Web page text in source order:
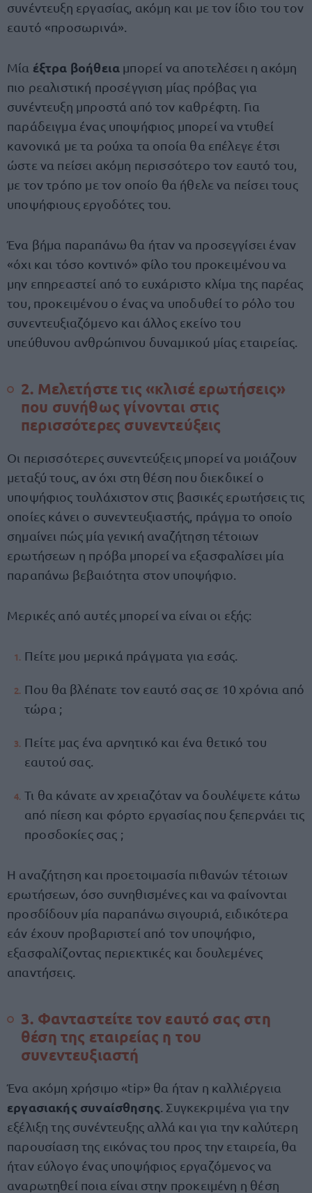
συνέντευξη εργασίας, ακόμη και με τον ίδιο του τον
εαυτό «προσωρινά».
Μία έξτρα βοήθεια μπορεί να αποτελέσει η ακόμη
πιο ρεαλιστική προσέγγιση μίας πρόβας για
συνέντευξη μπροστά από τον καθρέφτη. Για
παράδειγμα ένας υποψήφιος μπορεί να ντυθεί
κανονικά με τα ρούχα τα οποία θα επέλεγε έτσι
ώστε να πείσει ακόμη περισσότερο τον εαυτό του,
με τον τρόπο με τον οποίο θα ήθελε να πείσει τους
υποψήφιους εργοδότες του.
Ένα βήμα παραπάνω θα ήταν να προσεγγίσει έναν
«όχι και τόσο κοντινό» φίλο του προκειμένου να
μην επηρεαστεί από το ευχάριστο κλίμα της παρέας
του, προκειμένου ο ένας να υποδυθεί το ρόλο του
συνεντευξιαζόμενο και άλλος εκείνο του
υπεύθυνου ανθρώπινου δυναμικού μίας εταιρείας.
2. Μελετήστε τις «κλισέ ερωτήσεις»
που συνήθως γίνονται στις
περισσότερες συνεντεύξεις
Οι περισσότερες συνεντεύξεις μπορεί να μοιάζουν
μεταξύ τους, αν όχι στη θέση που διεκδικεί ο
υποψήφιος τουλάχιστον στις βασικές ερωτήσεις τις
οποίες κάνει ο συνεντευξιαστής, πράγμα το οποίο
σημαίνει πώς μία γενική αναζήτηση τέτοιων
ερωτήσεων η πρόβα μπορεί να εξασφαλίσει μία
παραπάνω βεβαιότητα στον υποψήφιο.
Μερικές από αυτές μπορεί να είναι οι εξής:
Πείτε μου μερικά πράγματα για εσάς.
Που θα βλέπατε τον εαυτό σας σε 10 χρόνια από
τώρα ;
Πείτε μας ένα αρνητικό και ένα θετικό του
εαυτού σας.
Τι θα κάνατε αν χρειαζόταν να δουλέψετε κάτω
από πίεση και φόρτο εργασίας που ξεπερνάει τις
προσδοκίες σας ;
Η αναζήτηση και προετοιμασία πιθανών τέτοιων
ερωτήσεων, όσο συνηθισμένες και να φαίνονται
προσδίδουν μία παραπάνω σιγουριά, ειδικότερα
εάν έχουν προβαριστεί από τον υποψήφιο,
εξασφαλίζοντας περιεκτικές και δουλεμένες
απαντήσεις.
3. Φανταστείτε τον εαυτό σας στη
θέση της εταιρείας η του
συνεντευξιαστή
Ένα ακόμη χρήσιμο «tip» θα ήταν η καλλιέργεια
εργασιακής συναίσθησης . Συγκεκριμένα για την
εξέλιξη της συνέντευξης αλλά και για την καλύτερη
παρουσίαση της εικόνας του προς την εταιρεία, θα
ήταν εύλογο ένας υποψήφιος εργαζόμενος να
αναρωτηθεί ποια είναι στην προκειμένη η θέση